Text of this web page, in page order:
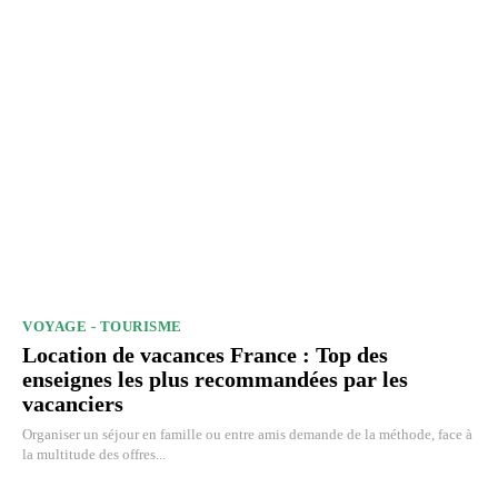
VOYAGE - TOURISME
Location de vacances France : Top des
enseignes les plus recommandées par les
vacanciers
Organiser un séjour en famille ou entre amis demande de la méthode, face à
la multitude des offres...